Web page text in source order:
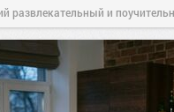
развлекательный и
06 авг 2026